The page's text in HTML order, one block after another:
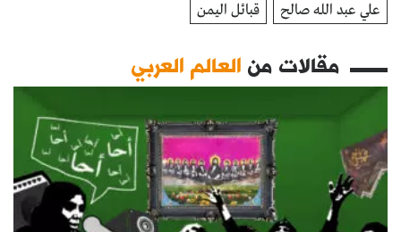
علي عبد الله صالح
قبائل اليمن
مقالات منالعالم العربي